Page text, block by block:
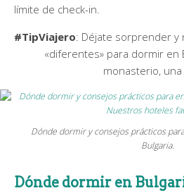
límite de check-in.
#TipViajero: Déjate sorprender
«diferentes» para dormir en
monasterio, una
Dónde dormir y consejos prácticos
Bulgaria.
Dónde dormir en